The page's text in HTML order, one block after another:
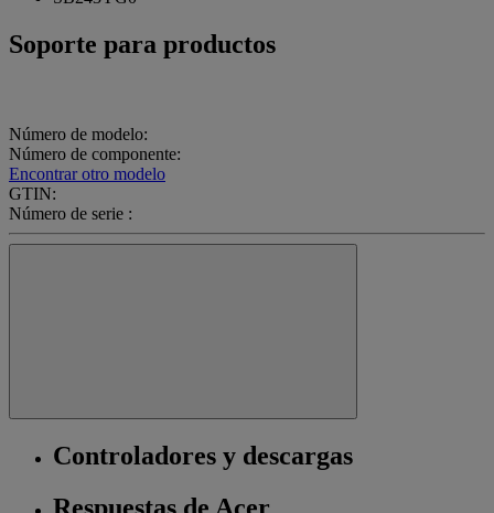
Soporte para productos
Número de modelo:
Número de componente:
Encontrar otro modelo
GTIN:
Número de serie :
Controladores y descargas